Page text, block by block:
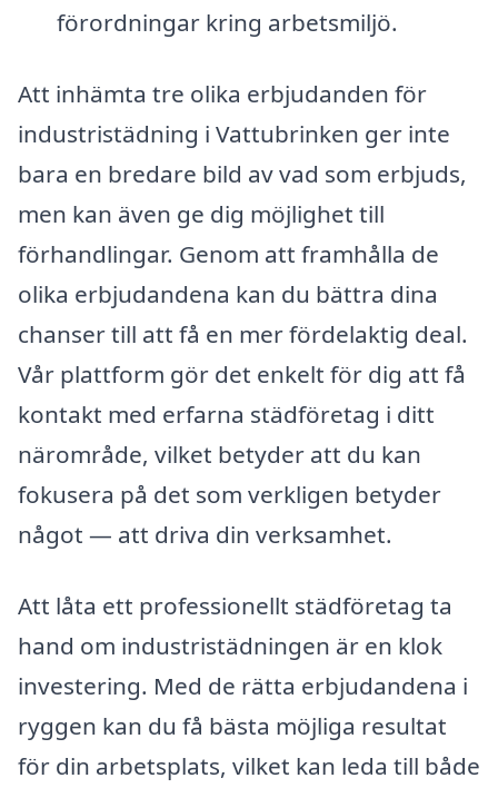
förordningar kring arbetsmiljö.
Att in­hämta tre olika erbjudanden för
industristädning i Vattubrinken ger inte
bara en bredare bild av vad som erbjuds,
men kan även ge dig möjlighet till
förhandlingar. Genom att framhålla de
olika erbjudandena kan du bättra dina
chanser till att få en mer fördelaktig deal.
Vår plattform gör det enkelt för dig att få
kontakt med erfarna städföretag i ditt
närområde, vilket betyder att du kan
fokusera på det som verkligen betyder
något — att driva din verksamhet.
Att låta ett professionellt städföretag ta
hand om industristädningen är en klok
investering. Med de rätta erbjudandena i
ryggen kan du få bästa möjliga resultat
för din arbetsplats, vilket kan leda till både